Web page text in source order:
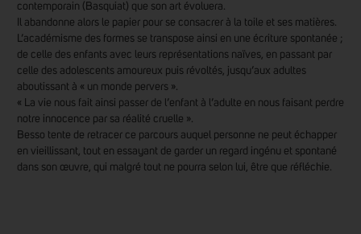
contemporain (Basquiat) que son art évoluera.
Il abandonne alors le papier pour se consacrer à la toile et ses matières.
L’académisme des formes se transpose ainsi en une écriture spontanée ;
de celle des enfants avec leurs représentations naïves, en passant par
celle des adolescents amoureux puis révoltés, jusqu’aux adultes
aboutissant à « un monde pervers ».
« La vie nous fait ainsi passer de l’enfant à l’adulte en nous faisant perdre
notre innocence par sa réalité cruelle ».
Besso tente de retracer ce parcours auquel personne ne peut échapper
en vieillissant, tout en essayant de garder un regard ingénu et spontané
dans son œuvre, qui malgré tout ne pourra selon lui, être que réfléchie.